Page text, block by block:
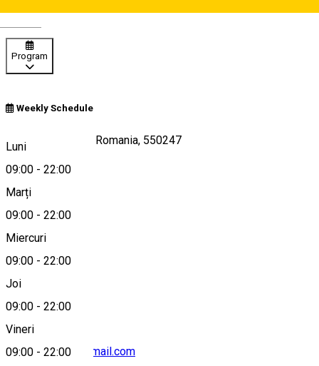
Program
Weekly Schedule
Luni
09:00 - 22:00
Marți
09:00 - 22:00
Miercuri
09:00 - 22:00
Joi
09:00 - 22:00
Vineri
09:00 - 22:00
Serbota 24, Sibiu, Romania, 550247
Hartă
rossodelivery@gmail.com